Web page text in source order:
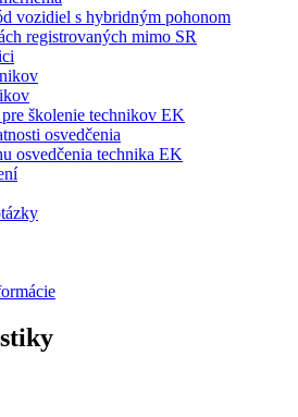
vozidiel s hybridným pohonom
registrovaných mimo SR
školenie technikov EK
osvedčenia
osvedčenia technika EK